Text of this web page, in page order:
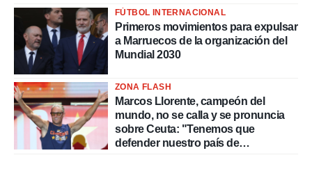
FÚTBOL INTERNACIONAL
Primeros movimientos para expulsar
a Marruecos de la organización del
Mundial 2030
ZONA FLASH
Marcos Llorente, campeón del
mundo, no se calla y se pronuncia
sobre Ceuta: "Tenemos que
defender nuestro país de